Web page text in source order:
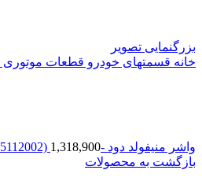
بزرگنمایی تصویر
خانه قسمتهای خودرو قطعات موتوری
واشر منیفولد دود -XU9-405-2000-TPCO(1205112002)1,318,900
بازگشت به محصولات